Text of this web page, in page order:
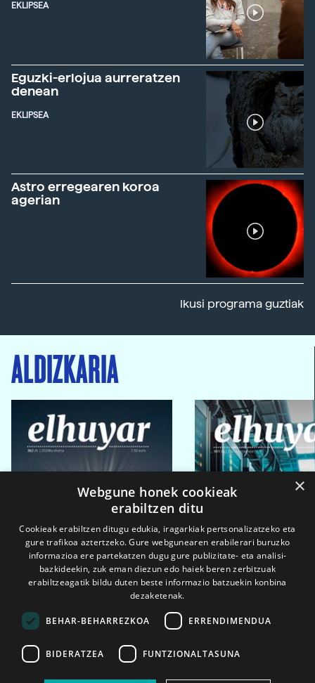
EKLIPSEA
Eguzki-erlojua aurreratzen
denean
EKLIPSEA
Astro erregearen koroa
agerian
Ikusi programa guztiak
ALDIZKARIA
2026ko eka. 1a 2026ko mar. 1a
×
Webgune honek cookieak
erabiltzen ditu
Cookieak erabiltzen ditugu edukia, iragarkiak pertsonalizatzeko eta
gure trafikoa aztertzeko. Gure webgunearen erabilerari buruzko
informazioa ere partekatzen dugu gure publizitate- eta analisi-
bazkideekin, zuk eman diezun edo haiek beren zerbitzuak
erabiltzeagatik bildu duten beste informazio batzuekin konbina
dezaketenak.
BEHAR-BEHARREZKOA ERRENDIMENDUA
BIDERATZEA FUNTZIONALTASUNA